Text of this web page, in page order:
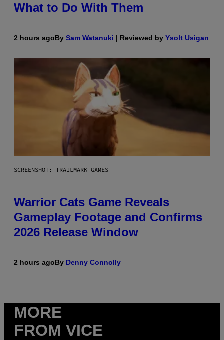
What to Do With Them
2 hours agoBy Sam Watanuki | Reviewed by Ysolt Usigan
SCREENSHOT: TRAILMARK GAMES
Warrior Cats Game Reveals
Gameplay Footage and Confirms
2026 Release Window
2 hours agoBy Denny Connolly
MORE
FROM VICE